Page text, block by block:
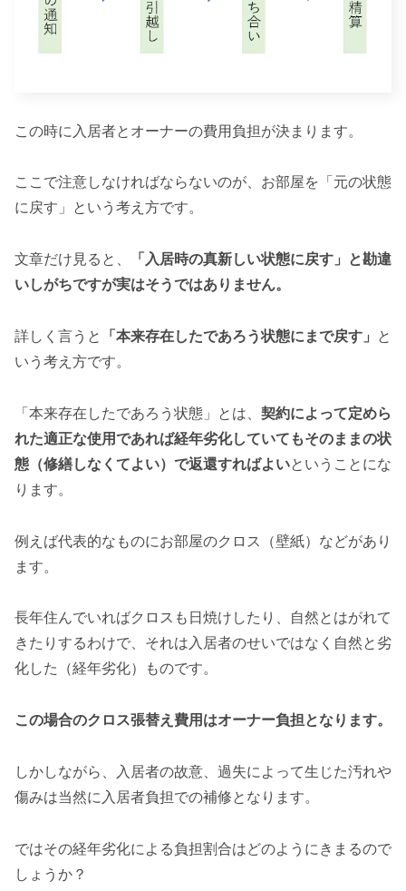
この時に入居者とオーナーの費用負担が決まります。
ここで注意しなければならないのが、お部屋を「元の状態
に戻す」という考え方です。
文章だけ見ると、
「入居時の真新しい状態に戻す」と勘違
いしがちですが実はそうではありません。
詳しく言うと 「本来存在したであろう状態にまで戻す」
と
いう考え方です。
「本来存在したであろう状態」とは、 契約によって定めら
れた適正な使用であれば経年劣化していてもそのままの状
態（修繕しなくてよい）で返還すればよいということにな
ります。
例えば代表的なものにお部屋のクロス（壁紙）などがあり
ます。
長年住んでいればクロスも日焼けしたり、自然とはがれて
きたりするわけで、それは入居者のせいではなく自然と劣
化した（経年劣化）ものです。
この場合のクロス張替え費用はオーナー負担となります。
しかしながら、入居者の故意、過失によって生じた汚れや
傷みは当然に入居者負担での補修となります。
ではその経年劣化による負担割合はどのようにきまるので
しょうか？